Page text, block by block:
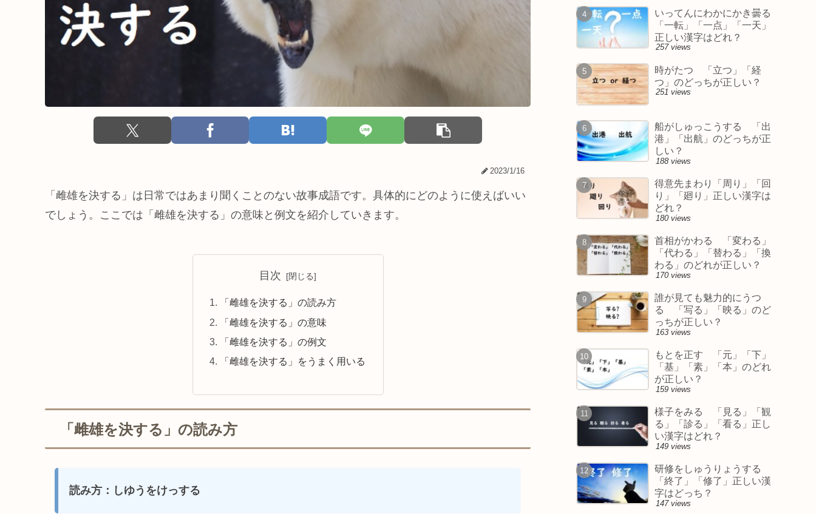
2023/1/16
「雌雄を決する」は日常ではあまり聞くことのない故事成語です。具体的にどのように使えばいい
でしょう。ここでは「雌雄を決する」の意味と例文を紹介していきます。
目次
「雌雄を決する」の読み方
「雌雄を決する」の意味
「雌雄を決する」の例文
「雌雄を決する」をうまく用いる
「雌雄を決する」の読み方
読み方：しゆうをけっする
いってんにわかにかき曇る
「一転」「一点」「一天」
正しい漢字はどれ？
257 views
時がたつ 「立つ」「経
つ」のどっちが正しい？
251 views
船がしゅっこうする 「出
港」「出航」のどっちが正
しい？
188 views
得意先まわり「周り」「回
り」「廻り」正しい漢字は
どれ？
180 views
首相がかわる 「変わる」
「代わる」「替わる」「換
わる」のどれが正しい？
170 views
誰が見ても魅力的にうつ
る 「写る」「映る」のど
っちが正しい？
163 views
もとを正す 「元」「下」
「基」「素」「本」のどれ
が正しい？
159 views
様子をみる 「見る」「観
る」「診る」「看る」正し
い漢字はどれ？
149 views
研修をしゅうりょうする
「終了」「修了」正しい漢
字はどっち？
147 views